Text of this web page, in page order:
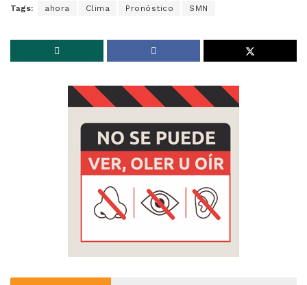
Tags: ahora Clima Pronóstico SMN